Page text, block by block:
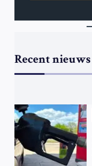
Recent nieuws